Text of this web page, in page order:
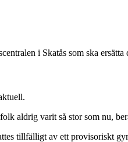
i Skatås som ska
aldrig varit så stor som nu,
tillfälligt av ett provisoriskt